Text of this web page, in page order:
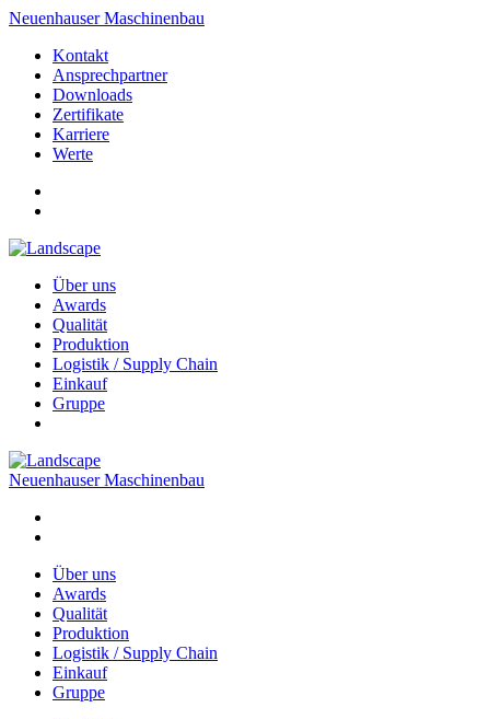
Neuenhauser Maschinenbau
Kontakt
Ansprechpartner
Downloads
Zertifikate
Karriere
Werte
Über uns
Awards
Qualität
Produktion
Logistik / Supply Chain
Einkauf
Gruppe
Neuenhauser Maschinenbau
Über uns
Awards
Qualität
Produktion
Logistik / Supply Chain
Einkauf
Gruppe